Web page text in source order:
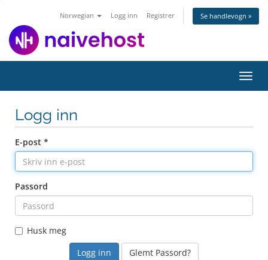
Norwegian Logg inn Registrer Se handlevogn »
Bytt
Logg inn
E-post *
Passord
Husk meg
Glemt Passord?